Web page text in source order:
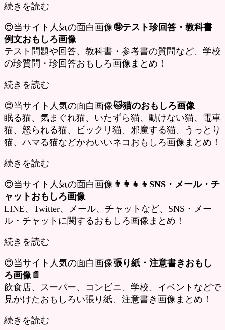
続きを読む
😍当サイト人気の面白画像🤪テスト珍回答・教科書
例文おもしろ画像
テスト問題や回答、教科書・参考書の質問など、学校
の珍質問・珍回答おもしろ画像まとめ！
続きを読む
😍当サイト人気の面白画像🐱猫のおもしろ画像
眠る猫、気まぐれ猫、いたずら猫、動けない猫、電車
猫、怒られる猫、ビックリ猫、邪魔する猫、うっとり
猫、ハマる猫などかわいいネコおもしろ画像まとめ！
続きを読む
😍当サイト人気の面白画像 👨‍👩‍👧‍👦SNS・メール・チ
ャットおもしろ画像
LINE、Twitter、メール、チャットなど、SNS・メー
ル・チャットに関するおもしろ画像まとめ！
続きを読む
😍当サイト人気の面白画像張り紙・注意書きおもし
ろ画像📄
飲食店、スーパー、コンビニ、学校、イベントなどで
見かけたおもしろい張り紙、注意書き画像まとめ！
続きを読む